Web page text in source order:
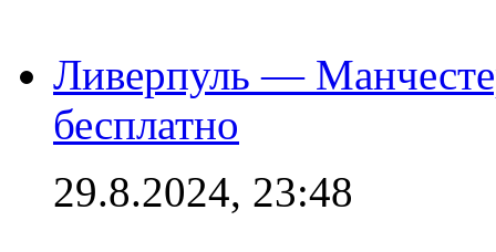
Ливерпуль —
бесплатно
29.8.2024, 23:48